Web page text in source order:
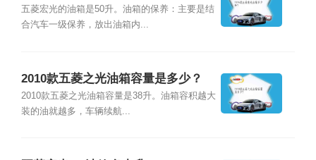
五菱宏光的油箱是50升。油箱的保养：主要是结
合汽车一级保养，放出油箱内...
2010款五菱之光油箱容量是多少？
2010款五菱之光油箱容量是38升。油箱容积越大
装的油就越多，车辆续航...